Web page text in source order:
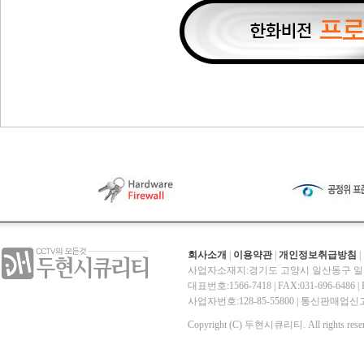
회사소개 이용약관| 개인정보취급방침
사업자소재지:경기도 고양시 일산동구
대표번호:1566-7418 | FAX:031-696-6486 |
사업자번호:128-85-55800 | 통신판매업
Copyright (C) 두현시큐리티. All rights